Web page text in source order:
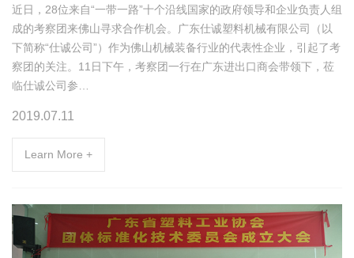
近日，28位来自“一带一路”十个沿线国家的政府领导和企业负责人组
成的考察团来佛山寻求合作机会。广东仕诚塑料机械有限公司（以
下简称“仕诚公司”）作为佛山机械装备行业的代表性企业，引起了考
察团的关注。11日下午，考察团一行在广东进出口商会带领下，莅
临仕诚公司参…
2019.07.11
Learn More +